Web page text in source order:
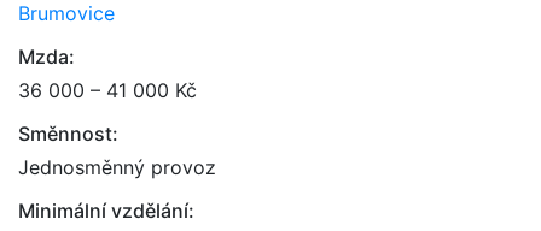
Brumovice
Mzda:
36 000 – 41 000 Kč
Směnnost:
Jednosměnný provoz
Minimální vzdělání: